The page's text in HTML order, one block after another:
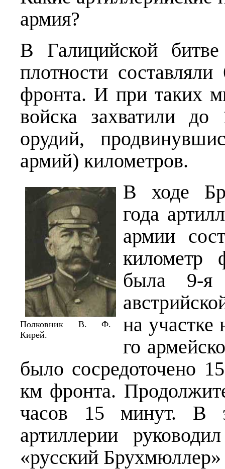
армия?
В Галицийской
плотности
фронта. И при таких
войска захватили
орудий,
армий) километров.
Полковник В. Ф.
Кирей.
В ходе
года
армии
километр
была 9-
на участке
го
было сосредоточено
км фронта.
часов 15 минут. В
артиллерии
«русский